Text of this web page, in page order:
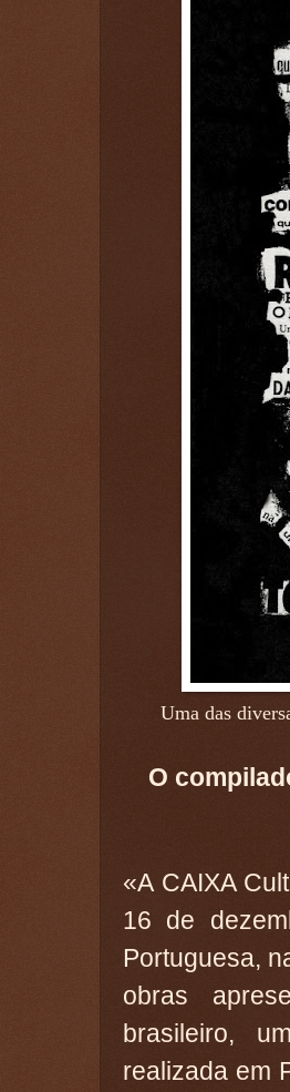
Uma das
O
«A CAIXA
16 de
Portuguesa,
obras
brasileiro,
realizada em